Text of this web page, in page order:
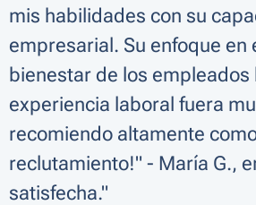
mis habilidades con su
empresarial. Su enfoque en
bienestar de los empleados
experiencia laboral fuera
recomiendo altamente
reclutamiento!" - María G.,
satisfecha."